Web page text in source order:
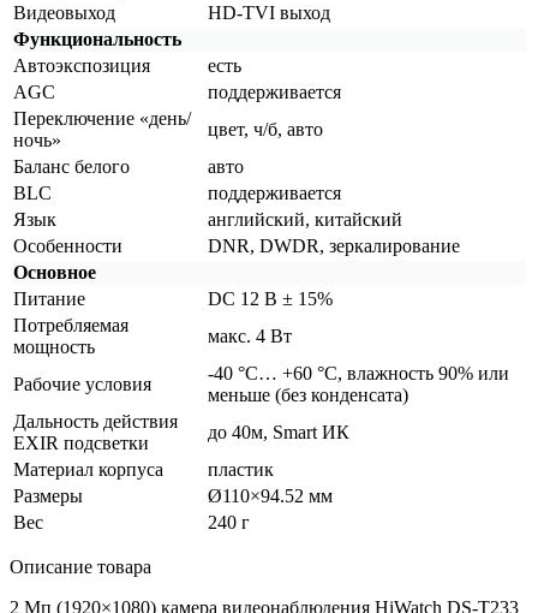
Видеовыход
HD-TVI выход
Функциональность
Автоэкспозиция
есть
AGC
поддерживается
Переключение «день/
ночь»
цвет, ч/б, авто
Баланс белого
авто
BLC
поддерживается
Язык
английский, китайский
Особенности
DNR, DWDR, зеркалирование
Основное
Питание
DC 12 В ± 15%
Потребляемая
мощность
макс. 4 Вт
Рабочие условия
-40 °C… +60 °С, влажность 90% или
меньше (без конденсата)
Дальность действия
EXIR подсветки
до 40м, Smart ИК
Материал корпуса
пластик
Размеры
Ø110×94.52 мм
Вес
240 г
Описание товара
2 Мп (1920×1080) камера видеонаблюдения HiWatch DS-T233